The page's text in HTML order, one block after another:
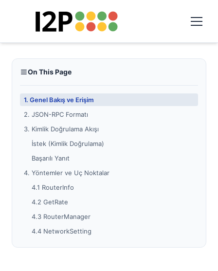
On This Page
1. Genel Bakış ve Erişim
2. JSON-RPC Formatı
3. Kimlik Doğrulama Akışı
İstek (Kimlik Doğrulama)
Başarılı Yanıt
4. Yöntemler ve Uç Noktalar
4.1 RouterInfo
4.2 GetRate
4.3 RouterManager
4.4 NetworkSetting